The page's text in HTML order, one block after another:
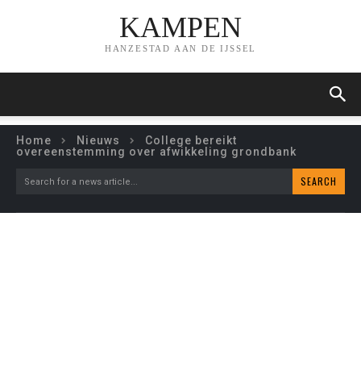
KAMPEN
HANZESTAD AAN DE IJSSEL
Home Nieuws
College bereikt
overeenstemming over afwikkeling grondbank
Search for a news article... SEARCH